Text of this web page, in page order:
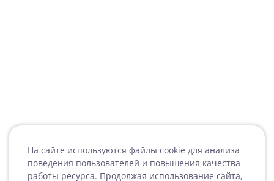
На сайте используются файлы cookie для анализа
поведения пользователей и повышения качества
работы ресурса. Продолжая использование сайта,